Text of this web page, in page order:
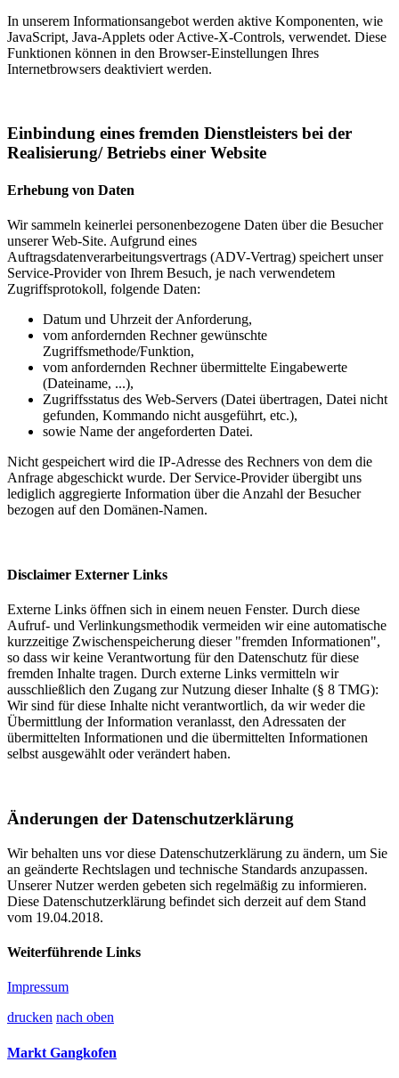
In unserem Informationsangebot werden aktive Komponenten, wie
JavaScript, Java-Applets oder Active-X-Controls, verwendet. Diese
Funktionen können in den Browser-Einstellungen Ihres
Internetbrowsers deaktiviert werden.
Einbindung eines fremden Dienstleisters bei der
Realisierung/ Betriebs einer Website
Erhebung von Daten
Wir sammeln keinerlei personenbezogene Daten über die Besucher
unserer Web-Site. Aufgrund eines
Auftragsdatenverarbeitungsvertrags (ADV-Vertrag) speichert unser
Service-Provider von Ihrem Besuch, je nach verwendetem
Zugriffsprotokoll, folgende Daten:
Datum und Uhrzeit der Anforderung,
vom anfordernden Rechner gewünschte
Zugriffsmethode/Funktion,
vom anfordernden Rechner übermittelte Eingabewerte
(Dateiname, ...),
Zugriffsstatus des Web-Servers (Datei übertragen, Datei nicht
gefunden, Kommando nicht ausgeführt, etc.),
sowie Name der angeforderten Datei.
Nicht gespeichert wird die IP-Adresse des Rechners von dem die
Anfrage abgeschickt wurde. Der Service-Provider übergibt uns
lediglich aggregierte Information über die Anzahl der Besucher
bezogen auf den Domänen-Namen.
Disclaimer Externer Links
Externe Links öffnen sich in einem neuen Fenster. Durch diese
Aufruf- und Verlinkungsmethodik vermeiden wir eine automatische
kurzzeitige Zwischenspeicherung dieser "fremden Informationen",
so dass wir keine Verantwortung für den Datenschutz für diese
fremden Inhalte tragen. Durch externe Links vermitteln wir
ausschließlich den Zugang zur Nutzung dieser Inhalte (§ 8 TMG):
Wir sind für diese Inhalte nicht verantwortlich, da wir weder die
Übermittlung der Information veranlasst, den Adressaten der
übermittelten Informationen und die übermittelten Informationen
selbst ausgewählt oder verändert haben.
Änderungen der Datenschutzerklärung
Wir behalten uns vor diese Datenschutzerklärung zu ändern, um Sie
an geänderte Rechtslagen und technische Standards anzupassen.
Unserer Nutzer werden gebeten sich regelmäßig zu informieren.
Diese Datenschutzerklärung befindet sich derzeit auf dem Stand
vom 19.04.2018.
Weiterführende Links
Impressum
drucken nach oben
Markt Gangkofen